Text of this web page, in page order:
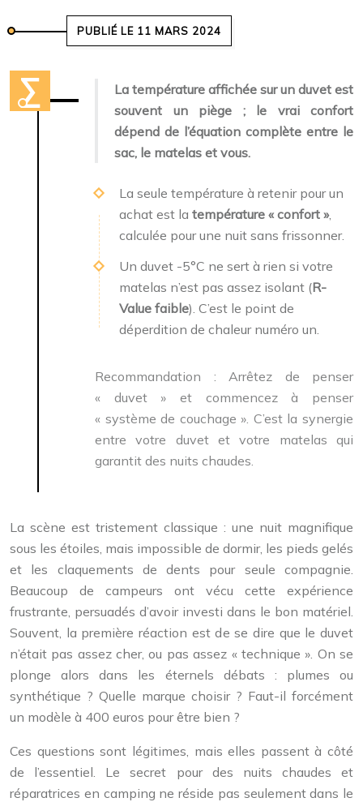
PUBLIÉ LE 11 MARS 2024
La température affichée sur un duvet est
souvent un piège ; le vrai confort
dépend de l’équation complète entre le
sac, le matelas et vous.
La seule température à retenir pour un
achat est la température « confort »,
calculée pour une nuit sans frissonner.
Un duvet -5°C ne sert à rien si votre
matelas n’est pas assez isolant (R-
Value faible). C’est le point de
déperdition de chaleur numéro un.
Recommandation : Arrêtez de penser
« duvet » et commencez à penser
« système de couchage ». C’est la synergie
entre votre duvet et votre matelas qui
garantit des nuits chaudes.
La scène est tristement classique : une nuit magnifique
sous les étoiles, mais impossible de dormir, les pieds gelés
et les claquements de dents pour seule compagnie.
Beaucoup de campeurs ont vécu cette expérience
frustrante, persuadés d’avoir investi dans le bon matériel.
Souvent, la première réaction est de se dire que le duvet
n’était pas assez cher, ou pas assez « technique ». On se
plonge alors dans les éternels débats : plumes ou
synthétique ? Quelle marque choisir ? Faut-il forcément
un modèle à 400 euros pour être bien ?
Ces questions sont légitimes, mais elles passent à côté
de l’essentiel. Le secret pour des nuits chaudes et
réparatrices en camping ne réside pas seulement dans le